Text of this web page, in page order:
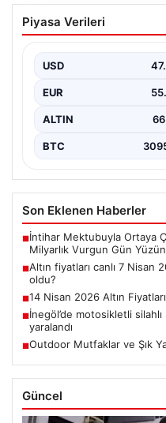
Altın fiyatları
fiyatları bugün ne
Piyasa Verileri
USD
EUR
ALTIN
BTC
Son Eklenen Haberler
■İntihar Mektubuyla Ortaya
Milyarlık Vurgun Gün
■Altın fiyatları canlı 7 Nisan
oldu?
■14 Nisan 2026 Altın
■İnegöl’de motosikletli silahlı
yaralandı
■Outdoor Mutfaklar ve Şık
Güncel